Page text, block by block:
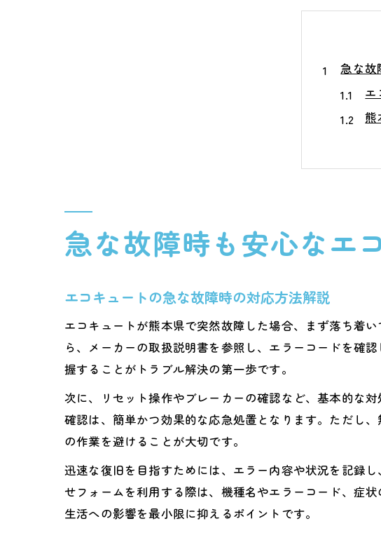
急な故
エ
熊
安
エ
補
急な故障時も安心なエ
エコキュートの急な故障時の対応方法解説
エコキュートが熊本県で突然故障した場合、まず落ち着
ら、メーカーの取扱説明書を参照し、エラーコードを確
握することがトラブル解決の第一歩です。
次に、リセット操作やブレーカーの確認など、基本的な
確認は、簡単かつ効果的な応急処置となります。ただし
の作業を避けることが大切です。
迅速な復旧を目指すためには、エラー内容や状況を記録
せフォームを利用する際は、機種名やエラーコード、症
生活への影響を最小限に抑えるポイントです。